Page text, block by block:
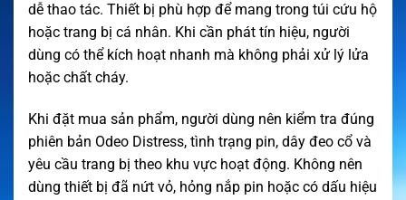
dễ thao tác. Thiết bị phù hợp để mang trong túi cứu hộ
hoặc trang bị cá nhân. Khi cần phát tín hiệu, người
dùng có thể kích hoạt nhanh mà không phải xử lý lửa
hoặc chất cháy.
Khi đặt mua sản phẩm, người dùng nên kiểm tra đúng
phiên bản Odeo Distress, tình trạng pin, dây đeo cổ và
yêu cầu trang bị theo khu vực hoạt động. Không nên
dùng thiết bị đã nứt vỏ, hỏng nắp pin hoặc có dấu hiệu